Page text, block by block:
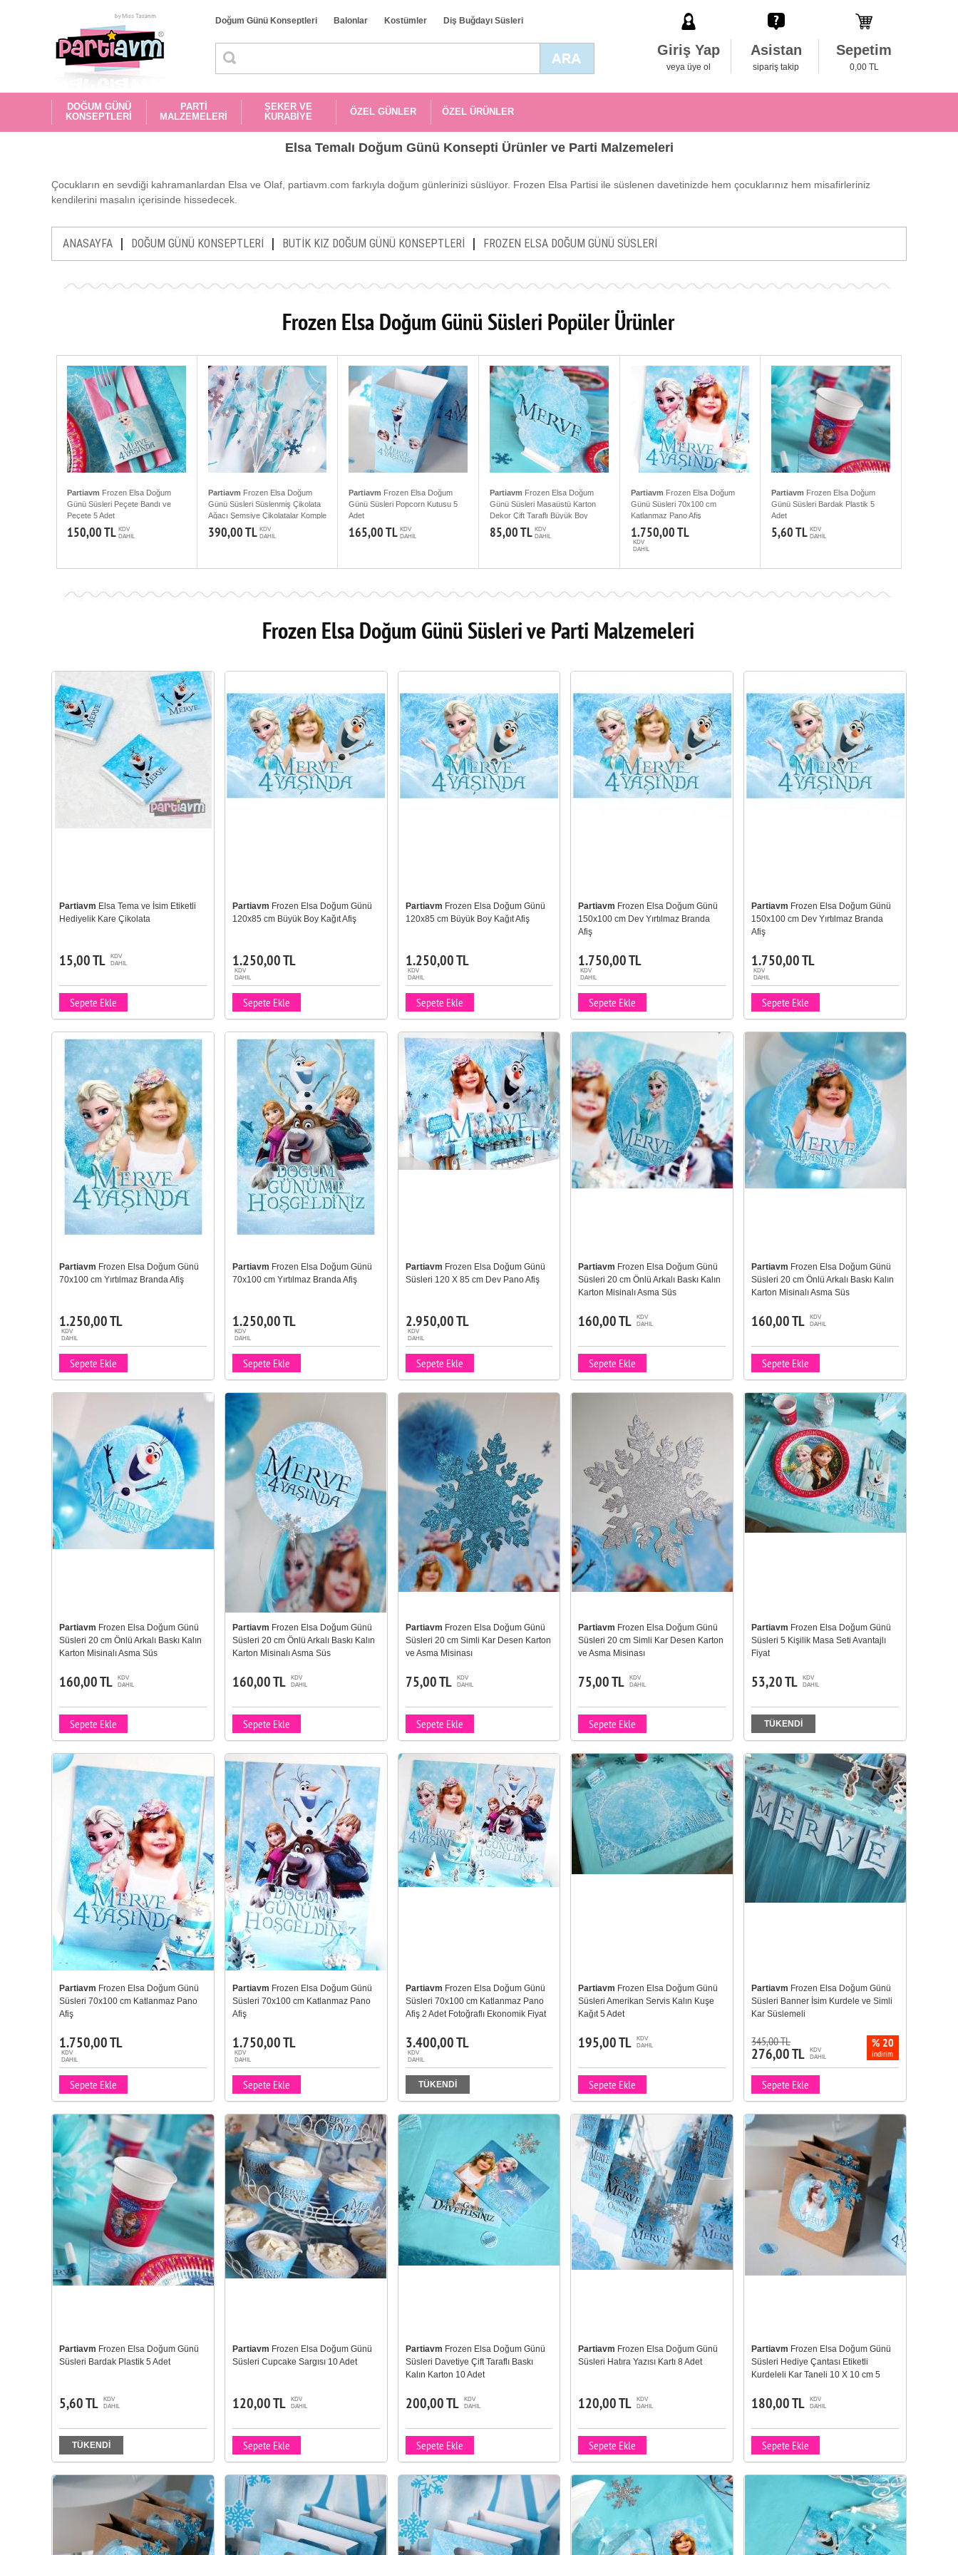
Doğum Günü Konseptleri Balonlar Kostümler Diş Buğdayı Süsleri
Giriş Yap
veya üye ol
Asistan
sipariş takip
Sepetim
0,00 TL
DOĞUM GÜNÜ
KONSEPTLERİ
PARTİ
MALZEMELERİ
ŞEKER VE
KURABİYE
ÖZEL GÜNLER ÖZEL ÜRÜNLER
Elsa Temalı Doğum Günü Konsepti Ürünler ve Parti Malzemeleri
Çocukların en sevdiği kahramanlardan Elsa ve Olaf, partiavm.com farkıyla doğum günlerinizi süslüyor. Frozen Elsa Partisi ile süslenen davetinizde hem çocuklarınız hem misafirleriniz
kendilerini masalın içerisinde hissedecek.
ANASAYFA | DOĞUM GÜNÜ KONSEPTLERİ | BUTİK KIZ DOĞUM GÜNÜ KONSEPTLERİ | FROZEN ELSA DOĞUM GÜNÜ SÜSLERİ
Frozen Elsa Doğum Günü Süsleri Popüler Ürünler
Partiavm Frozen Elsa Doğum
Günü Süsleri Peçete Bandı ve
Peçete 5 Adet
150,00 TL KDV
DAHİL
Partiavm Frozen Elsa Doğum
Günü Süsleri Süslenmiş Çikolata
Ağacı Şemsiye Çikolatalar Komple
Set
390,00 TL KDV
DAHİL
Partiavm Frozen Elsa Doğum
Günü Süsleri Popcorn Kutusu 5
Adet
165,00 TL KDV
DAHİL
Partiavm Frozen Elsa Doğum
Günü Süsleri Masaüstü Karton
Dekor Çift Taraflı Büyük Boy
22cm Yükseklik
85,00 TL KDV
DAHİL
Partiavm Frozen Elsa Doğum
Günü Süsleri 70x100 cm
Katlanmaz Pano Afiş
1.750,00 TL
KDV
DAHİL
Partiavm Frozen Elsa Doğum
Günü Süsleri Bardak Plastik 5
Adet
5,60 TL KDV
DAHİL
Frozen Elsa Doğum Günü Süsleri ve Parti Malzemeleri
Partiavm Elsa Tema ve İsim Etiketli
Hediyelik Kare Çikolata
15,00 TL
KDV
DAHIL
Sepete Ekle
Partiavm Frozen Elsa Doğum Günü
70x100 cm Yırtılmaz Branda Afiş
1.250,00 TL
KDV
DAHIL
Sepete Ekle
Partiavm Frozen Elsa Doğum Günü
Süsleri 20 cm Önlü Arkalı Baskı Kalın
Karton Misinalı Asma Süs
160,00 TL
KDV
DAHIL
Sepete Ekle
Partiavm Frozen Elsa Doğum Günü
Süsleri 70x100 cm Katlanmaz Pano
Afiş
1.750,00 TL
KDV
DAHIL
Sepete Ekle
Partiavm Frozen Elsa Doğum Günü
Süsleri Bardak Plastik 5 Adet
5,60 TL
KDV
DAHIL
TÜKENDİ
Partiavm Frozen Elsa Doğum Günü
120x85 cm Büyük Boy Kağıt Afiş
1.250,00 TL
KDV
DAHIL
Sepete Ekle
Partiavm Frozen Elsa Doğum Günü
70x100 cm Yırtılmaz Branda Afiş
1.250,00 TL
KDV
DAHIL
Sepete Ekle
Partiavm Frozen Elsa Doğum Günü
Süsleri 20 cm Önlü Arkalı Baskı Kalın
Karton Misinalı Asma Süs
160,00 TL
KDV
DAHIL
Sepete Ekle
Partiavm Frozen Elsa Doğum Günü
Süsleri 70x100 cm Katlanmaz Pano
Afiş
1.750,00 TL
KDV
DAHIL
Sepete Ekle
Partiavm Frozen Elsa Doğum Günü
Süsleri Cupcake Sargısı 10 Adet
120,00 TL
KDV
DAHIL
Sepete Ekle
Partiavm Frozen Elsa Doğum Günü
120x85 cm Büyük Boy Kağıt Afiş
1.250,00 TL
KDV
DAHIL
Sepete Ekle
Partiavm Frozen Elsa Doğum Günü
Süsleri 120 X 85 cm Dev Pano Afiş
2.950,00 TL
KDV
DAHIL
Sepete Ekle
Partiavm Frozen Elsa Doğum Günü
Süsleri 20 cm Simli Kar Desen Karton
ve Asma Misinası
75,00 TL
KDV
DAHIL
Sepete Ekle
Partiavm Frozen Elsa Doğum Günü
Süsleri 70x100 cm Katlanmaz Pano
Afiş 2 Adet Fotoğraflı Ekonomik Fiyat
3.400,00 TL
KDV
DAHIL
TÜKENDİ
Partiavm Frozen Elsa Doğum Günü
Süsleri Davetiye Çift Taraflı Baskı
Kalın Karton 10 Adet
200,00 TL
KDV
DAHIL
Sepete Ekle
Partiavm Frozen Elsa Doğum Günü
150x100 cm Dev Yırtılmaz Branda
Afiş
1.750,00 TL
KDV
DAHIL
Sepete Ekle
Partiavm Frozen Elsa Doğum Günü
Süsleri 20 cm Önlü Arkalı Baskı Kalın
Karton Misinalı Asma Süs
160,00 TL
KDV
DAHIL
Sepete Ekle
Partiavm Frozen Elsa Doğum Günü
Süsleri 20 cm Simli Kar Desen Karton
ve Asma Misinası
75,00 TL
KDV
DAHIL
Sepete Ekle
Partiavm Frozen Elsa Doğum Günü
Süsleri Amerikan Servis Kalın Kuşe
Kağıt 5 Adet
195,00 TL
KDV
DAHIL
Sepete Ekle
Partiavm Frozen Elsa Doğum Günü
Süsleri Hatıra Yazısı Kartı 8 Adet
120,00 TL
KDV
DAHIL
Sepete Ekle
Partiavm Frozen Elsa Doğum Günü
150x100 cm Dev Yırtılmaz Branda
Afiş
1.750,00 TL
KDV
DAHIL
Sepete Ekle
Partiavm Frozen Elsa Doğum Günü
Süsleri 20 cm Önlü Arkalı Baskı Kalın
Karton Misinalı Asma Süs
160,00 TL
KDV
DAHIL
Sepete Ekle
Partiavm Frozen Elsa Doğum Günü
Süsleri 5 Kişilik Masa Seti Avantajlı
Fiyat
53,20 TL
KDV
DAHIL
TÜKENDİ
Partiavm Frozen Elsa Doğum Günü
Süsleri Banner İsim Kurdele ve Simli
Kar Süslemeli
345,00 TL
276,00 TL
KDV
DAHIL
% 20
indirim
Sepete Ekle
Partiavm Frozen Elsa Doğum Günü
Süsleri Hediye Çantası Etiketli
Kurdeleli Kar Taneli 10 X 10 cm 5
180,00 TL
KDV
DAHIL
Sepete Ekle